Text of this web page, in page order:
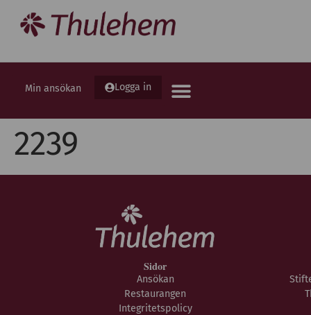
Min ansökan Logga in
2239
Sidor
Ansökan
Restaurangen
Integritetspolicy